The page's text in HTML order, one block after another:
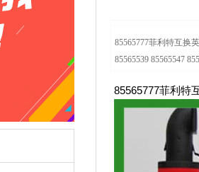
85565777菲利特互换
85565539 85565547
85565777菲利特